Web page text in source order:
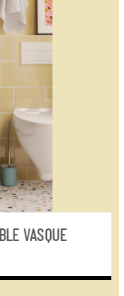
VASQUE